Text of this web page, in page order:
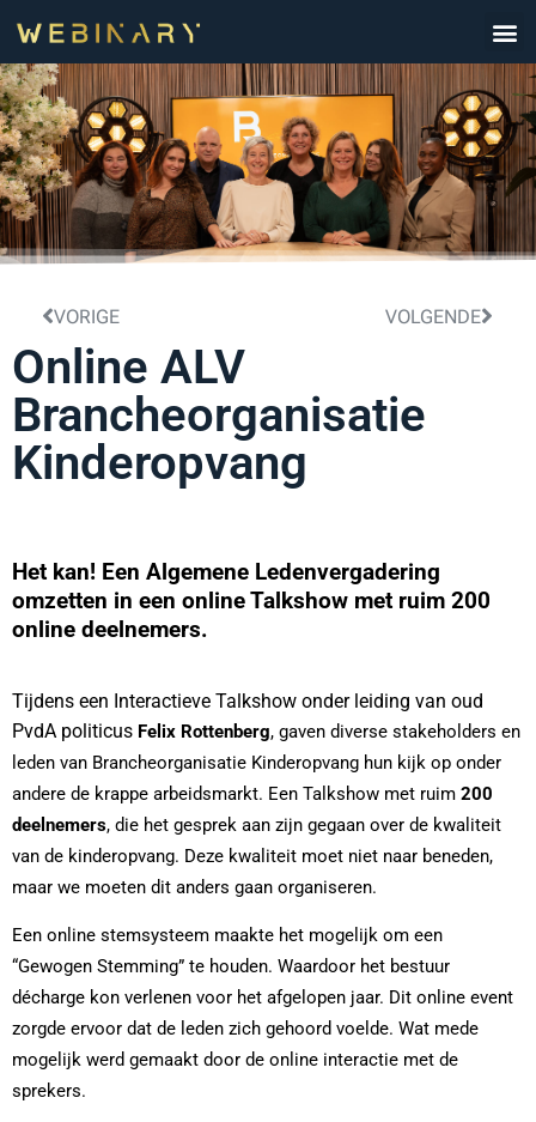
VORIGE VOLGENDE
Online ALV
Brancheorganisatie
Kinderopvang
Het kan! Een Algemene Ledenvergadering
omzetten in een online Talkshow met ruim 200
online deelnemers.
Tijdens een Interactieve Talkshow onder leiding van oud
PvdA politicus Felix Rottenberg, gaven diverse stakeholders en
leden van Brancheorganisatie Kinderopvang hun kijk op onder
andere de krappe arbeidsmarkt. Een Talkshow met ruim 200
deelnemers, die het gesprek aan zijn gegaan over de kwaliteit
van de kinderopvang. Deze kwaliteit moet niet naar beneden,
maar we moeten dit anders gaan organiseren.
Een online stemsysteem maakte het mogelijk om een
“Gewogen Stemming” te houden. Waardoor het bestuur
décharge kon verlenen voor het afgelopen jaar. Dit online event
zorgde ervoor dat de leden zich gehoord voelde. Wat mede
mogelijk werd gemaakt door de online interactie met de
sprekers.